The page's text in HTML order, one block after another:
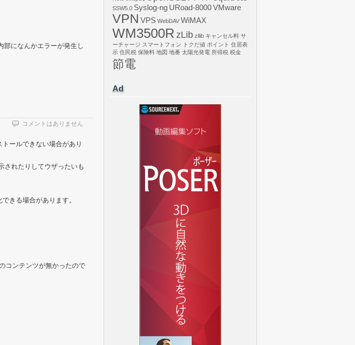
部になんかエラーが発生し
コメントはありません
ールできない場合があり
されたりしてウザったいも
きる場合があります。
コンテンツが無かったので
SSW5.0 Syslog-ng URoad-8000VMware
VPN VPS WebDAV WiMAX
WM3500R zLib zllib キャンセル料 サ
ーチャージ スマートフォン トクだ値 ポイント 住居表
示 住民税 保険料 地図 地番 太陽光発電 所得税 税金
節電
Ad